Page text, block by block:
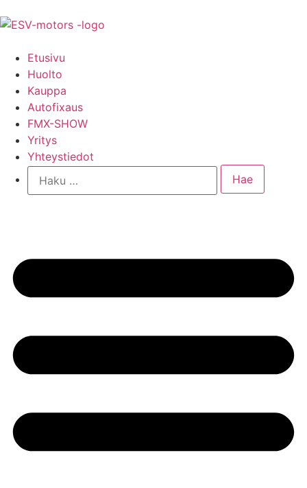
Etusivu
Huolto
Kauppa
Autofixaus
FMX-SHOW
Yritys
Yhteystiedot